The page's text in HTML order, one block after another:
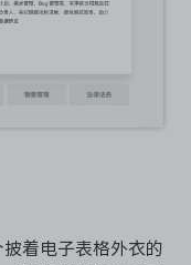
着电子表格外衣的